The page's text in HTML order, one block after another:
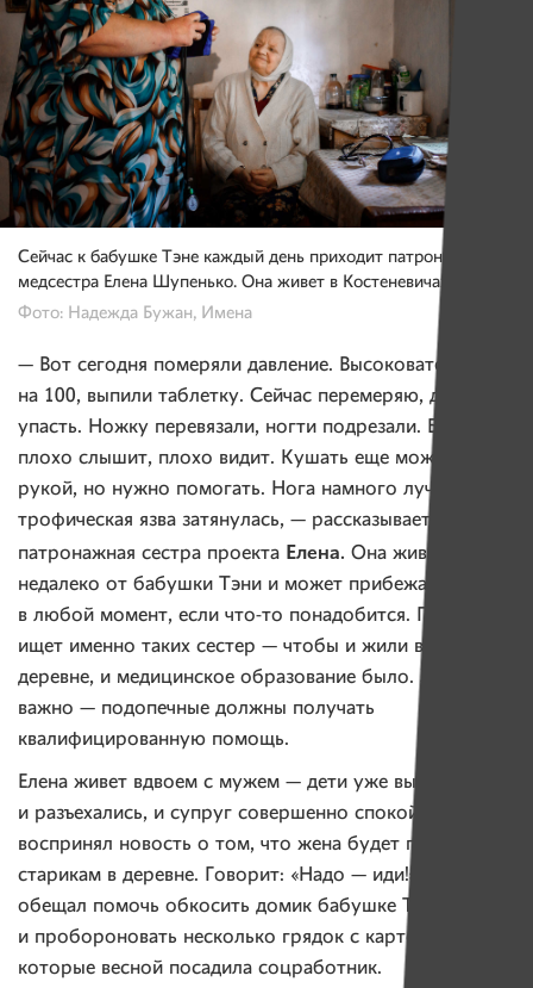
Сейчас к бабушке Тэне каждый день приходит патронажная
медсестра Елена Шупенько. Она живет в Костеневичах.
Фото: Надежда Бужан, Имена
— Вот сегодня померяли давление. Высоковатое — 200
на 100, выпили таблетку. Сейчас перемеряю, должно
упасть. Ножку перевязали, ногти подрезали. Бабушка
плохо слышит, плохо видит. Кушать еще может левой
рукой, но нужно помогать. Нога намного лучше,
трофическая язва затянулась, — рассказывает
патронажная сестра проекта Елена. Она живет
недалеко от бабушки Тэни и может прибежать к ней
в любой момент, если что-то понадобится. Проект
ищет именно таких сестер — чтобы и жили в той же
деревне, и медицинское образование было. Это
важно — подопечные должны получать
квалифицированную помощь.
Елена живет вдвоем с мужем — дети уже выросли
и разъехались, и супруг совершенно спокойно
воспринял новость о том, что жена будет помогать
старикам в деревне. Говорит: «Надо — иди!» Даже
обещал помочь обкосить домик бабушке Тэне
и пробороновать несколько грядок с картошкой,
которые весной посадила соцработник.